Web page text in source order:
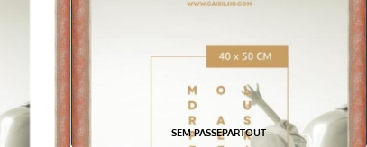
SEM PASSEPARTOUT